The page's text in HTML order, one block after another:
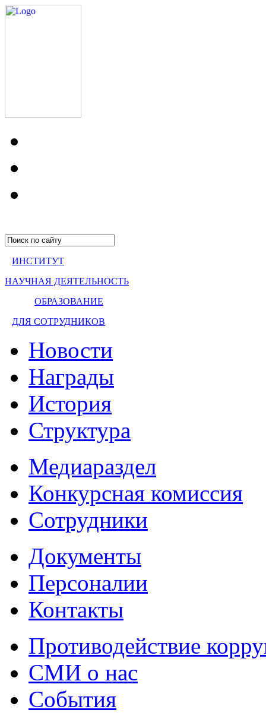
ИНСТИТУТ
НАУЧНАЯ ДЕЯТЕЛЬНОСТЬ
ОБРАЗОВАНИЕ
ДЛЯ СОТРУДНИКОВ
Новости
Награды
История
Структура
Медиараздел
Конкурсная комиссия
Сотрудники
Документы
Персоналии
Контакты
Противодействие
СМИ о нас
События